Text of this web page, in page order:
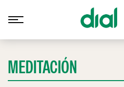
MEDITACIÓN